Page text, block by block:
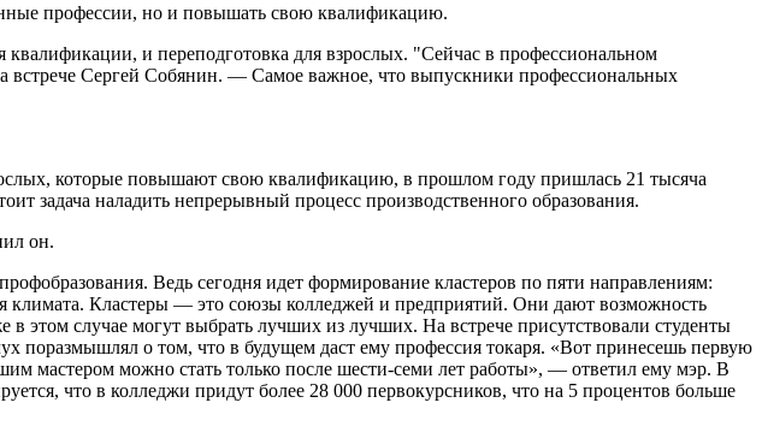
профессии, но и повышать свою квалификацию.
и переподготовка для взрослых. "Сейчас в профессиональном
встрече Сергей Собянин. — Самое важное, что выпускники профессиональных
которые повышают свою квалификацию, в прошлом году пришлась 21 тысяча
задача наладить непрерывный процесс производственного образования.
он.
Ведь сегодня идет формирование кластеров по пяти направлениям:
Кластеры — это союзы колледжей и предприятий. Они дают возможность
этом случае могут выбрать лучших из лучших. На встрече присутствовали студенты
поразмышлял о том, что в будущем даст ему профессия токаря. «Вот принесешь первую
мастером можно стать только после шести-семи лет работы», — ответил ему мэр. В
что в колледжи придут более 28 000 первокурсников, что на 5 процентов больше